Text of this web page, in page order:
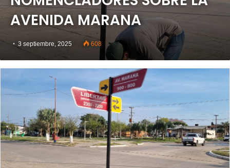
AVENIDA MARANA
3 septiembre, 2025 608